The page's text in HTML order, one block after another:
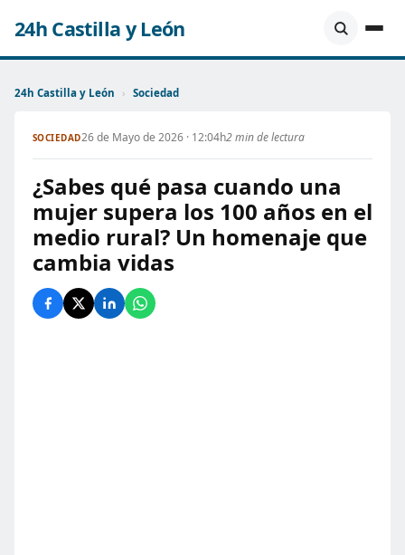
24h Castilla y León
24h Castilla y León › Sociedad
SOCIEDAD26 de Mayo de 2026 · 12:04h2 min de lectura
¿Sabes qué pasa cuando una
mujer supera los 100 años en el
medio rural? Un homenaje que
cambia vidas